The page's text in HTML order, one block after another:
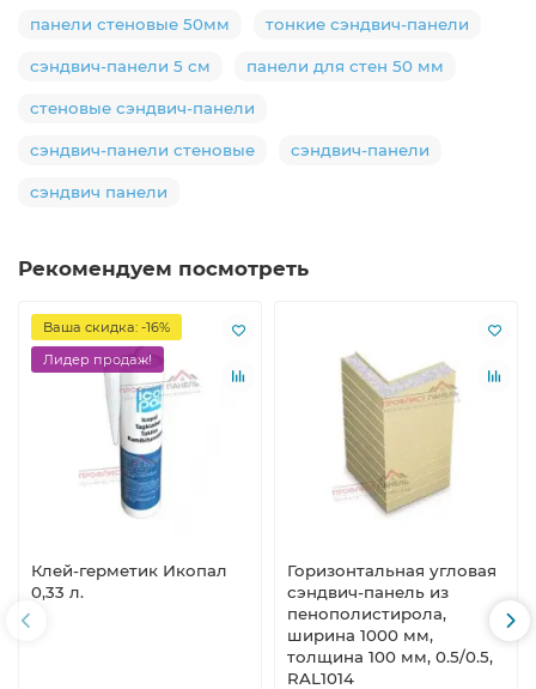
панели стеновые 50мм тонкие сэндвич-панели
сэндвич-панели 5 см панели для стен 50 мм
стеновые сэндвич-панели
сэндвич-панели стеновые сэндвич-панели
сэндвич панели
Рекомендуем посмотреть
Ваша скидка: -16%
Лидер продаж!
Клей-герметик Икопал
0,33 л.
Горизонтальная угловая
сэндвич-панель из
пенополистирола,
ширина 1000 мм,
толщина 100 мм, 0.5/0.5,
RAL1014